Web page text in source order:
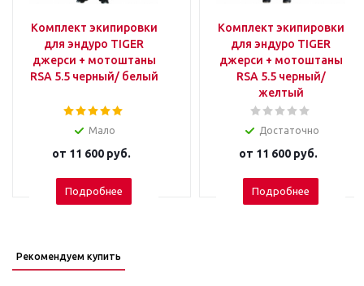
Комплект экипировки
для эндуро TIGER
джерси + мотоштаны
RSA 5.5 черный/ белый
Мало
от 11 600 руб.
Подробнее
Комплект экипировки
для эндуро TIGER
джерси + мотоштаны
RSA 5.5 черный/
желтый
Достаточно
от 11 600 руб.
Подробнее
Рекомендуем купить